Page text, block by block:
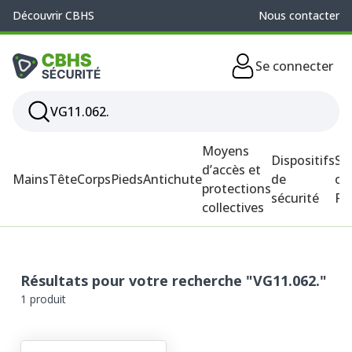
Découvrir CBHS Nous contacter
Se connecter
MainsTêteCorpsPiedsAntichute
Moyens
d’accès et
protections
collectives
Dispositifs
de
sécurité
Résultats pour votre recherche "VG11.062."
1 produit